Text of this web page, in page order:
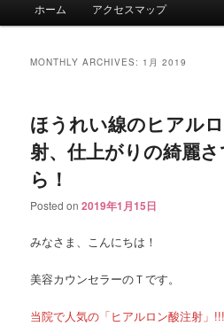
Skip to primary content
Skip to secondary content
ホーム アクセスマップ
MONTHLY ARCHIVES: 1月 2019
ほうれい線のヒアル
射、仕上がりの綺麗
ら！
Posted on2019年1月15日
みなさま、こんにちは！
美容カウンセラーのＴです。
当院で人気の「ヒアルロン酸注射」!!!